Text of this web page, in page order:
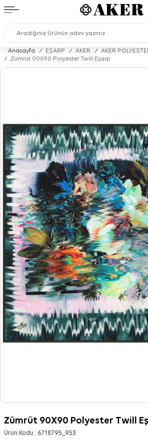
Anasayfa / EŞARP / AKER /
AKER
/
Zümrüt 90X90 Polyester Twill Eşarp
Zümrüt 90X90 Polyester Twill
Ürün Kodu : 6718795_953